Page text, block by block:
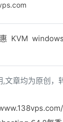
KVM windows
,文章均为原创，